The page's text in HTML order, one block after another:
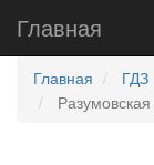
Главная
Главная ГДЗ